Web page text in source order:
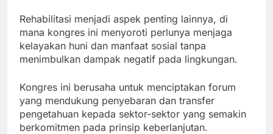
Rehabilitasi menjadi aspek penting lainnya, di
mana kongres ini menyoroti perlunya menjaga
kelayakan huni dan manfaat sosial tanpa
menimbulkan dampak negatif pada lingkungan.
Kongres ini berusaha untuk menciptakan forum
yang mendukung penyebaran dan transfer
pengetahuan kepada sektor-sektor yang semakin
berkomitmen pada prinsip keberlanjutan.